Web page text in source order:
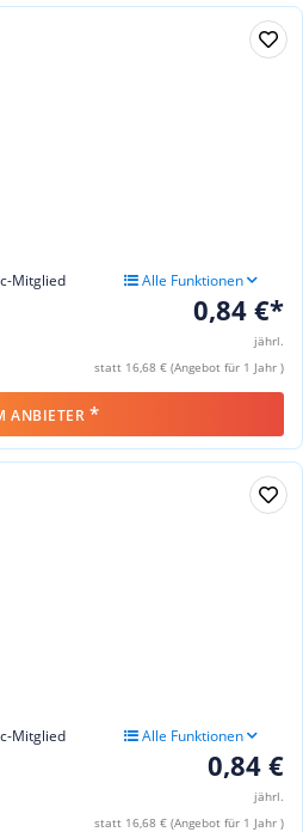
Mitglied Alle Funktionen
0,84 €*
jährl.
statt 16,68 € (Angebot für 1 Jahr )
ANBIETER *
Mitglied Alle Funktionen
0,84 €
jährl.
statt 16,68 € (Angebot für 1 Jahr )